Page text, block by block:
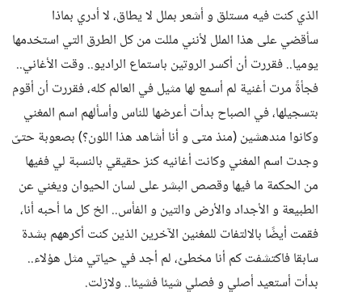
الذي كنت فيه مستلق و أشعر بملل لا يطاق، لا أدري بماذا
سأقضي على هذا الملل لأنني مللت من كل الطرق التي استخدمها
يوميا.. فقررت أن أكسر الروتين باستماع الراديو.. وقت الأغاني..
فجأةً مرت أغنية لم أسمع لها مثيل في العالم كله، فقررت أن أقوم
بتسجيلها، في الصباح بدأت أعرضها للناس وأسألهم اسم المغني
وكانوا مندهشين (منذ متى و أنا أشاهد هذا اللون؟) بصعوبة حتىّ
وجدت اسم المغني وكانت أغانيه كنز حقيقي بالنسبة لي ففيها
من الحكمة ما فيها وقصص البشر على لسان الحيوان ويغني عن
الطبيعة و الأجداد والأرض والتين و الفأس.. الخ كل ما أحبه أنا،
فقمت أيضًا بالالتفات للمغنين الآخرين الذين كنت أكرههم بشدة
سابقا فاكتشفت كم أنا مخطئ، لم أجد في حياتي مثل هؤلاء..
بدأت أستعيد أصلي و فصلي شيئا فشيئا.. ولازلت.